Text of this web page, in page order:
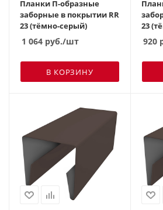
Планки П-образные
заборные в покрытии RR
23 (тёмно-серый)
1 064 руб./шт
В КОРЗИНУ
23
920